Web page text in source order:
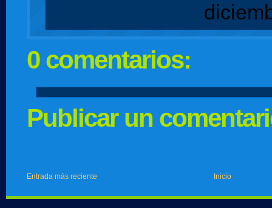
0 comentarios:
Publicar un
Entrada más reciente Inicio